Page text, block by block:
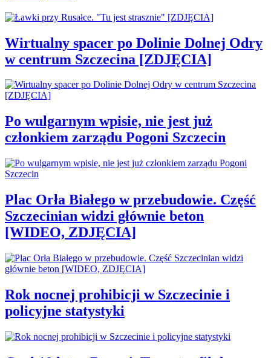
Wirtualny spacer po Dolinie Dolnej Odry
w centrum Szczecina [ZDJĘCIA]
Po wulgarnym wpisie, nie jest już
członkiem zarządu Pogoni Szczecin
Plac Orła Białego w przebudowie. Część
Szczecinian widzi głównie beton
[WIDEO, ZDJĘCIA]
Rok nocnej prohibicji w Szczecinie i
policyjne statystyki